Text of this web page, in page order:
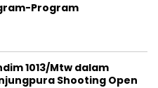
Program
1013/Mtw dalam
Shooting Open